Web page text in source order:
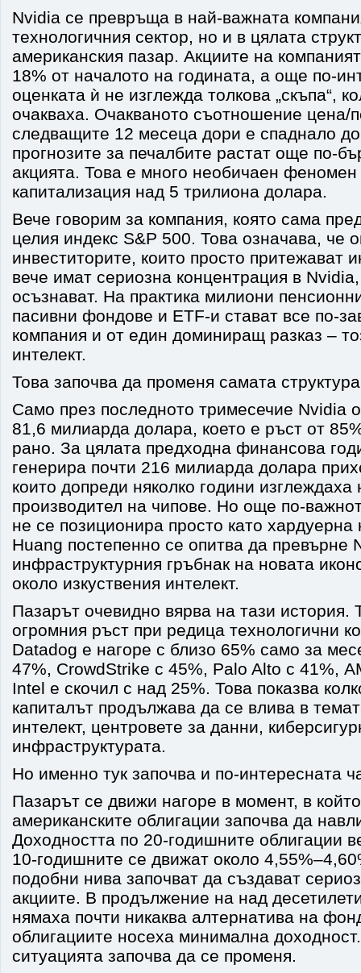
Nvidia се превръща в най-важната
технологичния сектор, но и в цялата
американския пазар. Акциите на
18% от началото на годината, а още по-
оценката ѝ не изглежда толкова „скъпа“,
очакваха. Очакваното съотношение цена/
следващите 12 месеца дори е спаднало
прогнозите за печалбите растат още по-
акцията. Това е много необичаен феномен
капитализация над 5 трилиона долара.
Вече говорим за компания, която сама
целия индекс S&P 500. Това означава, че
инвеститорите, които просто притежават
вече имат сериозна концентрация в
осъзнават. На практика милиони
пасивни фондове и ETF-и стават все по-
компания и от един доминиращ разказ –
интелект.
Това започва да променя самата
Само през последното тримесечие Nvidia
81,6 милиарда долара, което е ръст от
рано. За цялата предходна финансова
генерира почти 216 милиарда долара
които допреди няколко години
производител на чипове. Но още по-
не се позиционира просто като
Huang постепенно се опитва да превърне
инфраструктурния гръбнак на новата
около изкуствения интелект.
Пазарът очевидно вярва на тази история.
огромния ръст при редица технологични
Datadog е нагоре с близо 65% само за
47%, CrowdStrike с 45%, Palo Alto с 41%,
Intel е скочил с над 25%. Това показва
капиталът продължава да се влива в
интелект, центровете за данни,
инфраструктурата.
Но именно тук започва и по-интересната
Пазарът се движи нагоре в момент, в
американските облигации започва да
Доходността по 20-годишните облигации
10-годишните се движат около
подобни нива започват да създават
акциите. В продължение на над
нямаха почти никаква алтернатива на
облигациите носеха минимална
ситуацията започва да се променя.